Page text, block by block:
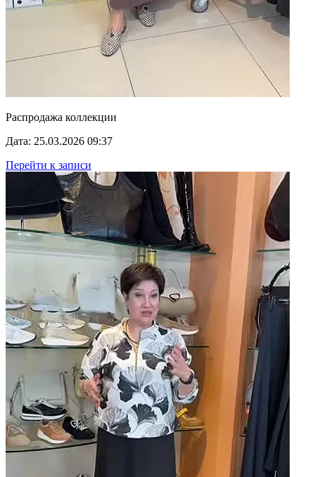
Распродажа коллекции
Дата: 25.03.2026 09:37
Перейти к записи